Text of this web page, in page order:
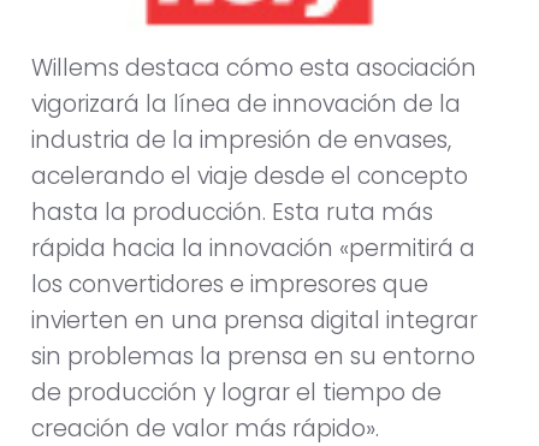
Willems destaca cómo esta asociación
vigorizará la línea de innovación de la
industria de la impresión de envases,
acelerando el viaje desde el concepto
hasta la producción. Esta ruta más
rápida hacia la innovación «permitirá a
los convertidores e impresores que
invierten en una prensa digital integrar
sin problemas la prensa en su entorno
de producción y lograr el tiempo de
creación de valor más rápido».